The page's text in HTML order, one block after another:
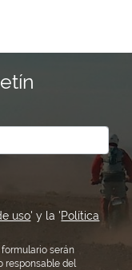
uso' y la 'Política
serán
responsable del